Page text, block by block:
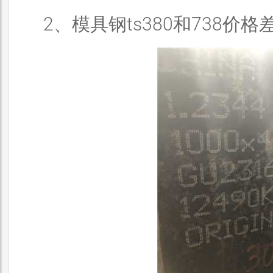
2、模具钢ts380和738价格